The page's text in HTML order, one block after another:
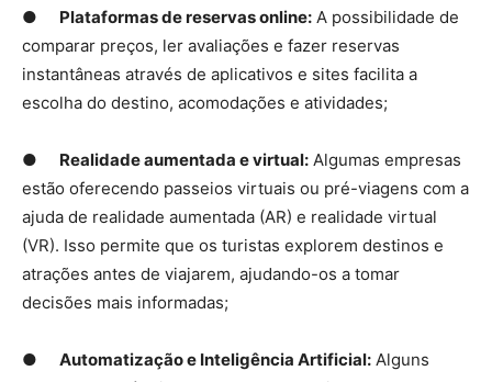
● Plataformas de reservas online: A possibilidade de
comparar preços, ler avaliações e fazer reservas
instantâneas através de aplicativos e sites facilita a
escolha do destino, acomodações e atividades;
● Realidade aumentada e virtual: Algumas empresas
estão oferecendo passeios virtuais ou pré-viagens com a
ajuda de realidade aumentada (AR) e realidade virtual
(VR). Isso permite que os turistas explorem destinos e
atrações antes de viajarem, ajudando-os a tomar
decisões mais informadas;
● Automatização e Inteligência Artificial: Alguns